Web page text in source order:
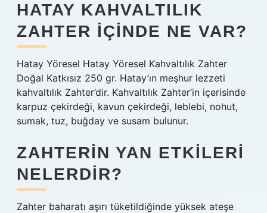
HATAY KAHVALTILIK
ZAHTER IÇINDE NE VAR?
Hatay Yöresel Hatay Yöresel Kahvaltılık Zahter
Doğal Katkısız 250 gr. Hatay’ın meşhur lezzeti
kahvaltılık Zahter’dir. Kahvaltılık Zahter’in içerisinde
karpuz çekirdeği, kavun çekirdeği, leblebi, nohut,
sumak, tuz, buğday ve susam bulunur.
ZAHTERIN YAN ETKILERI
NELERDIR?
Zahter baharatı aşırı tüketildiğinde yüksek ateşe